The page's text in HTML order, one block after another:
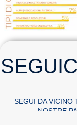
SEGUI DA VICINO
NOSTRE